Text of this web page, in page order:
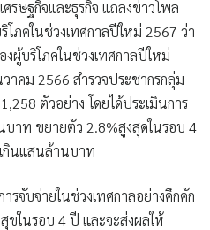
ษฐกิจและธุรกิจ แถลงข่าวโพล
โภคในช่วงเทศกาลปีใหม่ 2567 ว่า
ผู้บริโภคในช่วงเทศกาลปีใหม่
าคม 2566 สำรวจประชากรกลุ่ม
ตัวอย่าง โดยได้ประเมินการ
าท ขยายตัว 2.8%สูงสุดในรอบ 4
กินแสนล้านบาท
จับจ่ายในช่วงเทศกาลอย่างคึกคัก
ในรอบ 4 ปี และจะส่งผลให้